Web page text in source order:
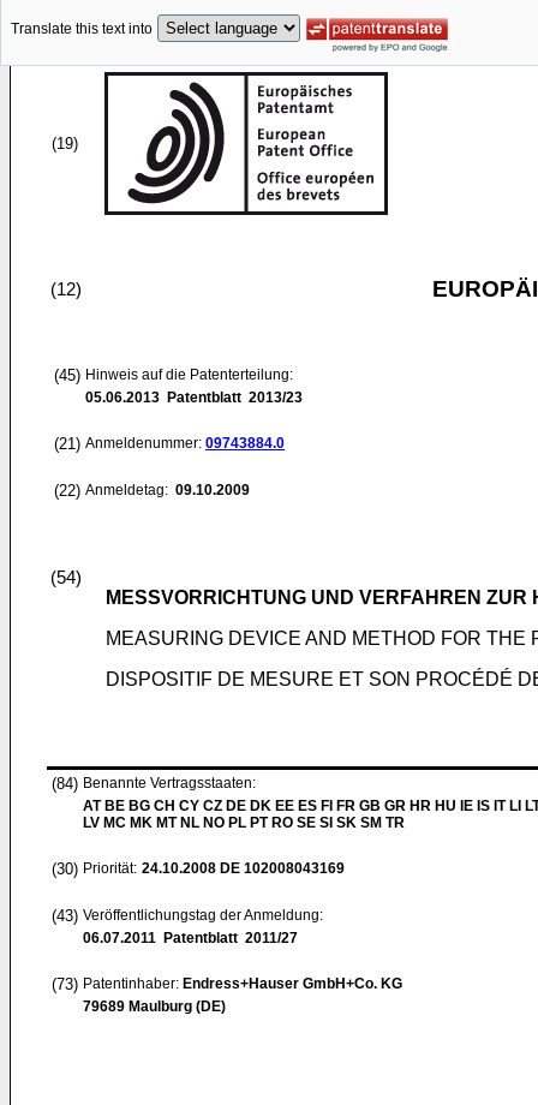
Translate this text into
(19)
(12)
(45) Hinweis auf die Patenterteilung:
05.06.2013 Patentblatt 2013/23
(21) Anmeldenummer: 09743884.0
(22) Anmeldetag: 09.10.2009
(54)
MESSVORRICHTUNG UND VERFAHREN
MEASURING DEVICE AND METHOD FOR THE
DISPOSITIF DE MESURE ET SON PROCÉDÉ
(84) Benannte Vertragsstaaten:
AT BE BG CH CY CZ DE DK EE ES FI FR GB GR HR HU IE IS IT LI
LV MC MK MT NL NO PL PT RO SE SI SK SM TR
(30) Priorität: 24.10.2008 DE 102008043169
(43) Veröffentlichungstag der Anmeldung:
06.07.2011 Patentblatt 2011/27
(73) Patentinhaber: Endress+Hauser GmbH+Co. KG
79689 Maulburg (DE)